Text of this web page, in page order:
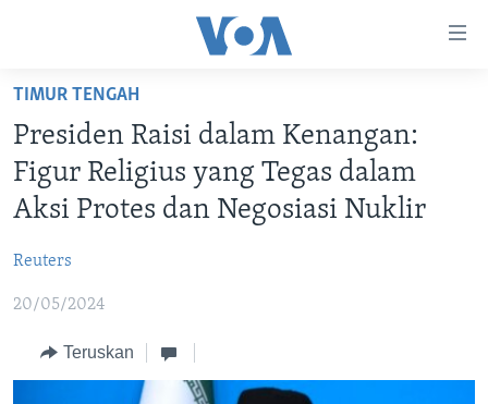
Akses
Lanjut
ke
Konten
Utama
ke
Utama
Lanjut
BERANDA
VIDEO
DAFTAR PROGRAM
TIMUR TENGAH
Presiden Raisi dalam Kenangan:
Figur Religius yang Tegas dalam
Aksi Protes dan Negosiasi Nuklir
Reuters
20/05/2024
Teruskan